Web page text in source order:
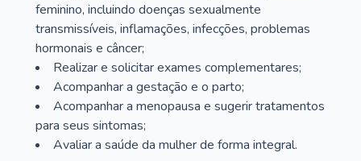
feminino, incluindo doenças sexualmente
transmissíveis, inflamações, infecções, problemas
hormonais e câncer;
Realizar e solicitar exames complementares;
Acompanhar a gestação e o parto;
Acompanhar a menopausa e sugerir tratamentos
para seus sintomas;
Avaliar a saúde da mulher de forma integral.